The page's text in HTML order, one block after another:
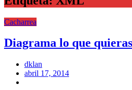
Cacharrea
Diagrama lo que
dklan
Posted
abril 17, 2014